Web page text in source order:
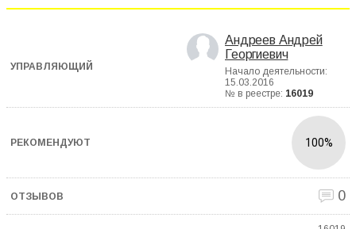
Андреев Андрей
Георгиевич
Начало деятельности:
15.03.2016
№ в реестре: 16019
100%
0